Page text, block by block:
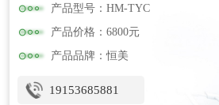
产品型号：HM-TYC
产品价格：6800元
产品品牌：恒美
19153685881